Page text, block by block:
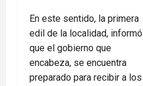
En este sentido, la primera
edil de la localidad, informó
que el gobierno que
encabeza, se encuentra
preparado para recibir a los